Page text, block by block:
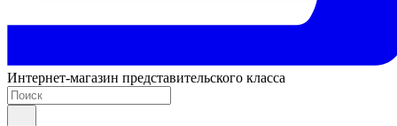
Интернет-магазин представительского класса